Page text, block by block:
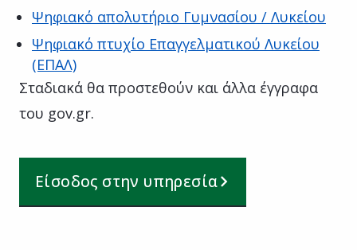
Ψηφιακό απολυτήριο Γυμνασίου / Λυκείου
Ψηφιακό πτυχίο Επαγγελματικού Λυκείου
(ΕΠΑΛ)
Σταδιακά θα προστεθούν και άλλα έγγραφα
του gov.gr.
Είσοδος στην υπηρεσία